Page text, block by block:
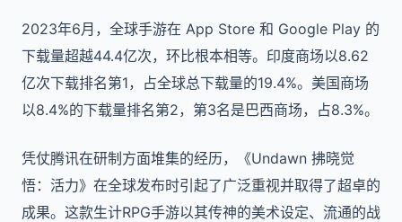
2023年6月，全球手游在 App Store 和 Google Play 的
下载量超越44.4亿次，环比根本相等。印度商场以8.62
亿次下载排名第1，占全球总下载量的19.4%。美国商场
以8.4%的下载量排名第2，第3名是巴西商场，占8.3%。
凭仗腾讯在研制方面堆集的经历，《Undawn 拂晓觉
悟：活力》在全球发布时引起了广泛重视并取得了超卓的
成果。这款生计RPG手游以其传神的美术设定、流通的战